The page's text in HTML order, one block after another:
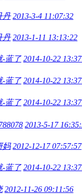
丹 2013-3-4 11:07:32
丹 2013-1-11 13:13:22
-蓝了 2014-10-22
-蓝了 2014-10-22
-蓝了 2014-10-22
2013-5-17
妈 2012-12-17 07:57:57
-蓝了 2014-10-22
2012-11-26 09:11:56